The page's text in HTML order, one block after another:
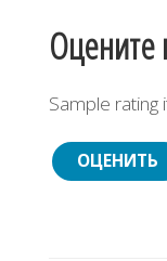
Оцените
Sample rating